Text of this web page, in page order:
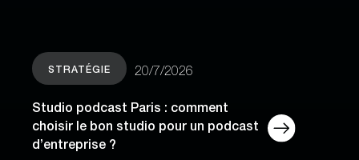
STRATÉGIE 20/7/2026
Studio podcast Paris : comment
choisir le bon studio pour un podcast
d’entreprise ?